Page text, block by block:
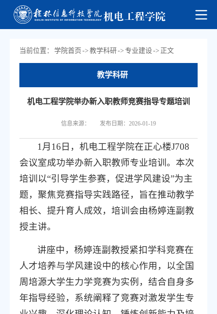
当前位置： 学院首页 -> 教学科研-> 专业建设-> 正文
教学科研
机电工程学院举办新入职教师竞赛指导专题培训
信息来源： 发布日期：2026-01-19
1月16日，机电工程学院在正心楼J708
会议室成功举办新入职教师专业培训。本次
培训以“引导学生参赛，促进学风建设”为主
题，聚焦竞赛指导实践路径，旨在推动教学
相长、提升育人成效，培训会由杨婷连副教
授主讲。
讲座中，杨婷连副教授紧扣学科竞赛在
人才培养与学风建设中的核心作用，以全国
周培源大学生力学竞赛为实例，结合自身多
年指导经验，系统阐释了竞赛对激发学生专